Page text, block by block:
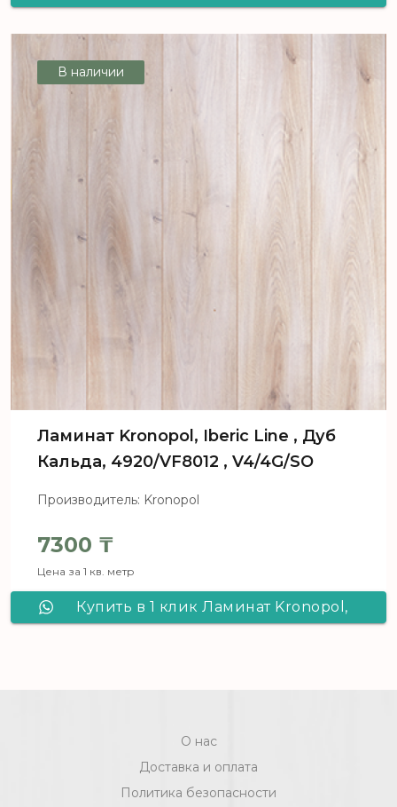
В наличии
Ламинат Kronopol, Iberic Line , Дуб
Кальда, 4920/VF8012 , V4/4G/SO
Производитель: Kronopol
7300 ₸
Цена за 1 кв. метр
Купить в 1 клик Ламинат Kronopol,
О нас
Доставка и оплата
Политика безопасности